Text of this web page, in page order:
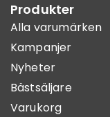
Produkter
Alla varumärken
Kampanjer
Nyheter
Bästsäljare
Varukorg